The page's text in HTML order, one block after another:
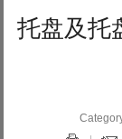
托盘及托
Remember Me